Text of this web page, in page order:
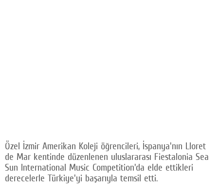
Özel İzmir Amerikan Koleji öğrencileri, İspanya'nın Lloret
de Mar kentinde düzenlenen uluslararası Fiestalonia Sea
Sun International Music Competition'da elde ettikleri
derecelerle Türkiye'yi başarıyla temsil etti.